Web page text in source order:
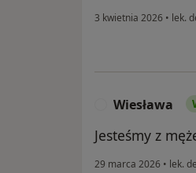
3 kwietnia 2026 • lek.
Wiesława
Jesteśmy z
29 marca 2026 • lek.